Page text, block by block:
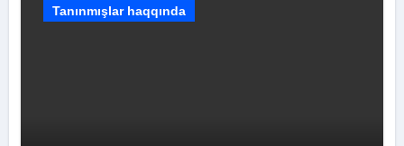
Tanınmışlar haqqında